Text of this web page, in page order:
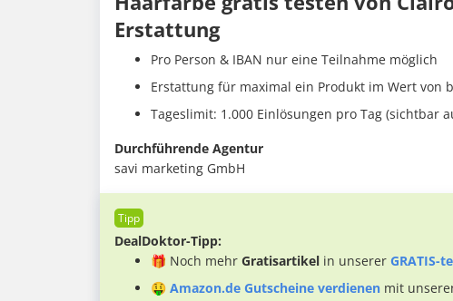
Erstattung
Pro Person & IBAN nur eine Teilnahme möglich
Erstattung für maximal ein Produkt im Wert von
Tageslimit: 1.000 Einlösungen pro Tag (sichtbar
Durchführende Agentur
savi marketing GmbH
DealDoktor-Tipp:
🎁 Noch mehr Gratisartikel in unserer GRATIS-
🤑 Amazon.de Gutscheine verdienen mit